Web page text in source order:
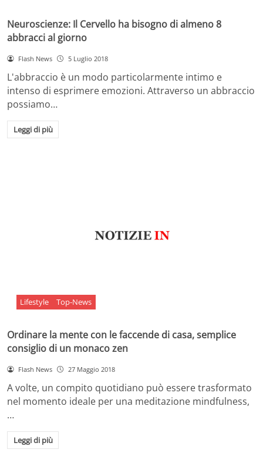
Neuroscienze: Il Cervello ha bisogno di almeno 8
abbracci al giorno
Flash News 5 Luglio 2018
L'abbraccio è un modo particolarmente intimo e
intenso di esprimere emozioni. Attraverso un abbraccio
possiamo…
Leggi di più
Lifestyle Top-News
Ordinare la mente con le faccende di casa, semplice
consiglio di un monaco zen
Flash News 27 Maggio 2018
A volte, un compito quotidiano può essere trasformato
nel momento ideale per una meditazione mindfulness,
…
Leggi di più